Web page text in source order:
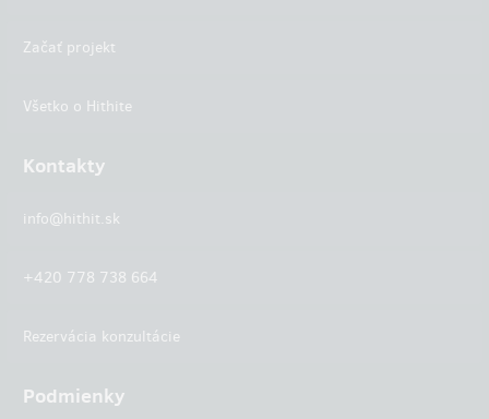
Začať projekt
Všetko o Hithite
Kontakty
info@hithit.sk
+420 778 738 664
Rezervácia konzultácie
Podmienky